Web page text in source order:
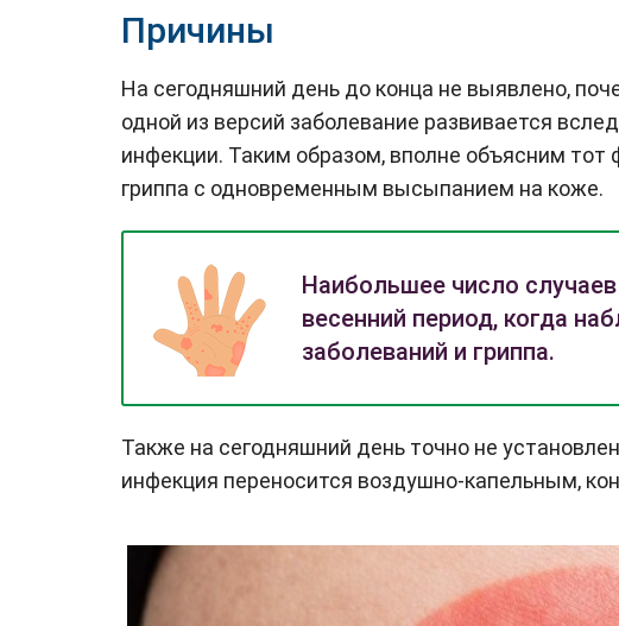
Причины
На сегодняшний день до конца не выявлено,
одной из версий заболевание развивается
инфекции. Таким образом, вполне объясним тот
гриппа с одновременным высыпанием на коже.
Наибольшее число
весенний период, когда
заболеваний и гриппа.
Также на сегодняшний день точно не
инфекция переносится воздушно-капельным,